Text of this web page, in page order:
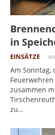
in
EINSÄTZE
Am Sonntag,
zusammen
zu…